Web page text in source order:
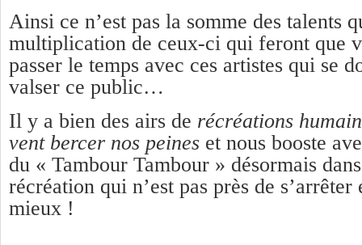
Ainsi ce n’est pas la somme des talents
multiplication de ceux-ci qui feront que
passer le temps avec ces artistes qui se
valser ce public…
Il y a bien des airs de récréations
vent bercer nos peines et nous booste
du « Tambour Tambour » désormais
récréation qui n’est pas près de s’arrêter
mieux !